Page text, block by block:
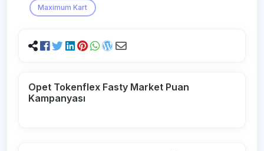
Maximum Kart
Opet Tokenflex Fasty Market Puan
Kampanyası